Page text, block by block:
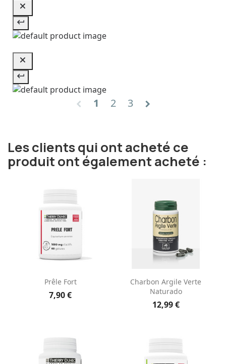
chevron_left 1 2 3 chevron_right
Les clients qui ont acheté ce
produit ont également acheté :
Prêle Fort
7,90 €
Charbon Argile Verte
Naturado
12,99 €